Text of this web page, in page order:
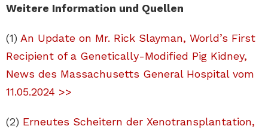
Weitere Information und Quellen
(1) An Update on Mr. Rick Slayman, World’s First
Recipient of a Genetically-Modified Pig Kidney,
News des Massachusetts General Hospital vom
11.05.2024 >>
(2) Erneutes Scheitern der Xenotransplantation,